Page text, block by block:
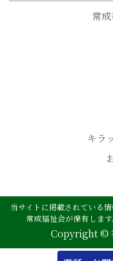
常
キラ
当サイトに掲載されている
常成福祉会が保有しま
Copyright ©